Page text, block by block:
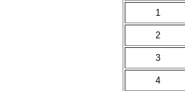
1
2
3
4